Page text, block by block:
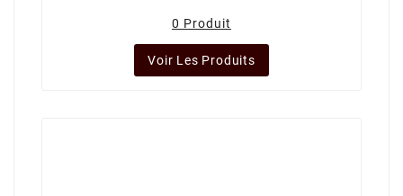
0 Produit
Voir Les Produits